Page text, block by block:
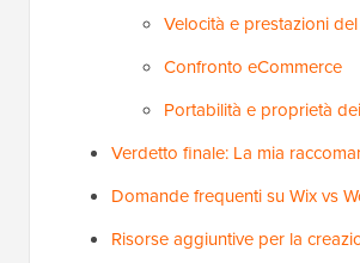
Velocità e prestazioni
Confronto eCommerce
Portabilità e proprietà
Verdetto finale: La mia
Domande frequenti su Wix vs
Risorse aggiuntive per la